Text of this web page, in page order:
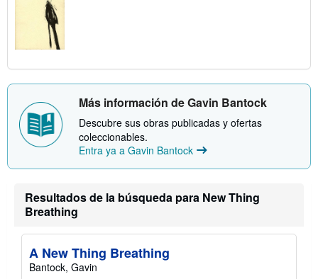
Más información de Gavin Bantock
Descubre sus obras publicadas y ofertas
coleccionables.
Entra ya a Gavin Bantock
Resultados de la búsqueda para New Thing
Breathing
A New Thing Breathing
Bantock, Gavin